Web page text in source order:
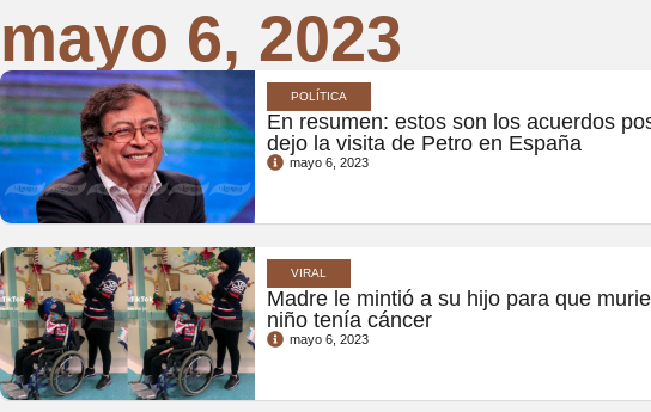
mayo 6, 2023
POLÍTICA
En resumen: estos son los acuerdos
dejo la visita de Petro en España
mayo 6, 2023
VIRAL
Madre le mintió a su hijo para que
niño tenía cáncer
mayo 6, 2023